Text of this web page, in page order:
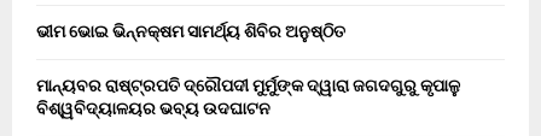
ଭୀମ ଭୋଇ ଭିନ୍ନକ୍ଷମ ସାମର୍ଥ୍ୟ ଶିବିର ଅନୁଷ୍ଠିତ
ମାନ୍ୟବର ରାଷ୍ଟ୍ରପତି ଦ୍ରୌପଦୀ ମୁର୍ମୁଙ୍କ ଦ୍ୱାରା ଜଗଦଗୁରୁ କୃପାଳୁ
ବିଶ୍ୱବିଦ୍ୟାଳୟର ଭବ୍ୟ ଉଦଘାଟନ